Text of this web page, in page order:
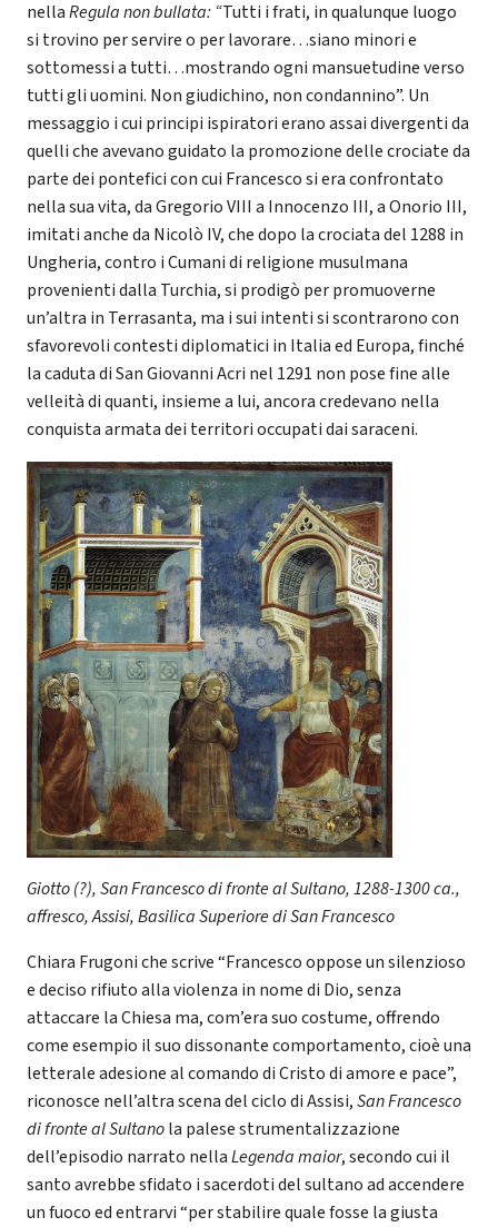
nellaRegula non bullata: “Tutti i frati, in qualunque luogo
si trovino per servire o per lavorare…siano minori e
sottomessi a tutti…mostrando ogni mansuetudine verso
tutti gli uomini. Non giudichino, non condannino”. Un
messaggio i cui principi ispiratori erano assai divergenti da
quelli che avevano guidato la promozione delle crociate da
parte dei pontefici con cui Francesco si era confrontato
nella sua vita, da Gregorio VIII a Innocenzo III, a Onorio III,
imitati anche da Nicolò IV, che dopo la crociata del 1288 in
Ungheria, contro i Cumani di religione musulmana
provenienti dalla Turchia, si prodigò per promuoverne
un’altra in Terrasanta, ma i sui intenti si scontrarono con
sfavorevoli contesti diplomatici in Italia ed Europa, finché
la caduta di San Giovanni Acri nel 1291 non pose fine alle
velleità di quanti, insieme a lui, ancora credevano nella
conquista armata dei territori occupati dai saraceni.
Giotto (?), San Francesco di fronte al Sultano, 1288-1300 ca.,
affresco, Assisi, Basilica Superiore di San Francesco
Chiara Frugoni che scrive “Francesco oppose un silenzioso
e deciso rifiuto alla violenza in nome di Dio, senza
attaccare la Chiesa ma, com’era suo costume, offrendo
come esempio il suo dissonante comportamento, cioè una
letterale adesione al comando di Cristo di amore e pace”,
riconosce nell’altra scena del ciclo di Assisi,San Francesco
di fronte al Sultanola palese strumentalizzazione
dell’episodio narrato nellaLegenda maior, secondo cui il
santo avrebbe sfidato i sacerdoti del sultano ad accendere
un fuoco ed entrarvi “per stabilire quale fosse la giusta